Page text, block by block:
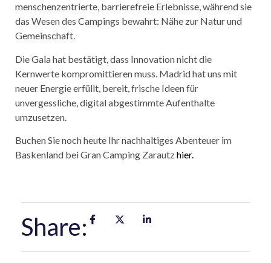
menschenzentrierte, barrierefreie Erlebnisse, während sie
das Wesen des Campings bewahrt: Nähe zur Natur und
Gemeinschaft.
Die Gala hat bestätigt, dass Innovation nicht die
Kernwerte kompromittieren muss. Madrid hat uns mit
neuer Energie erfüllt, bereit, frische Ideen für
unvergessliche, digital abgestimmte Aufenthalte
umzusetzen.
Buchen Sie noch heute Ihr nachhaltiges Abenteuer im
Baskenland bei Gran Camping Zarautzhier.
Share: